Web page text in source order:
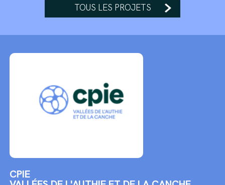
TOUS LES PROJETS
CPIE